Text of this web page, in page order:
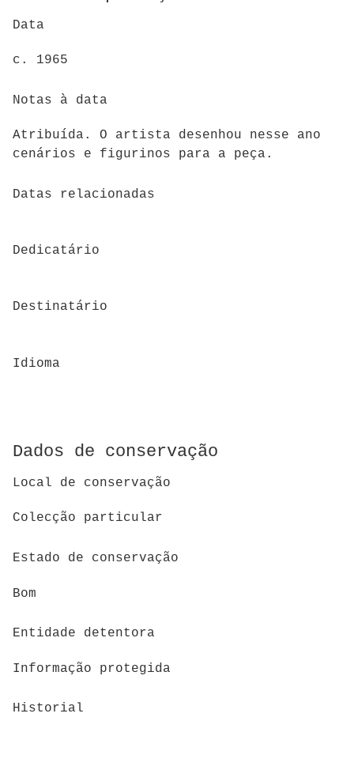
Data
c. 1965
Notas à data
Atribuída. O artista desenhou nesse ano
cenários e figurinos para a peça.
Datas relacionadas
Dedicatário
Destinatário
Idioma
Dados de conservação
Local de conservação
Colecção particular
Estado de conservação
Bom
Entidade detentora
Informação protegida
Historial